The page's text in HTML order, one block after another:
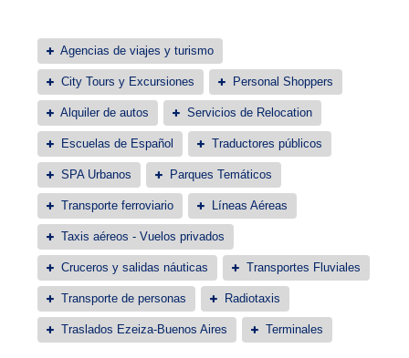
Agencias de viajes y turismo
City Tours y Excursiones Personal Shoppers
Alquiler de autos Servicios de Relocation
Escuelas de Español Traductores públicos
SPA Urbanos Parques Temáticos
Transporte ferroviario Líneas Aéreas
Taxis aéreos - Vuelos privados
Cruceros y salidas náuticas Transportes Fluviales
Transporte de personas Radiotaxis
Traslados Ezeiza-Buenos Aires Terminales